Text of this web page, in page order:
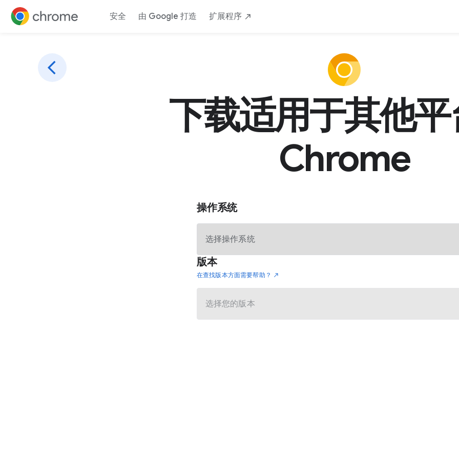
安全 由 Google 打造 扩展程序
下载适用于其他
Chrome
操作系统
版本
在查找版本方面需要帮助？